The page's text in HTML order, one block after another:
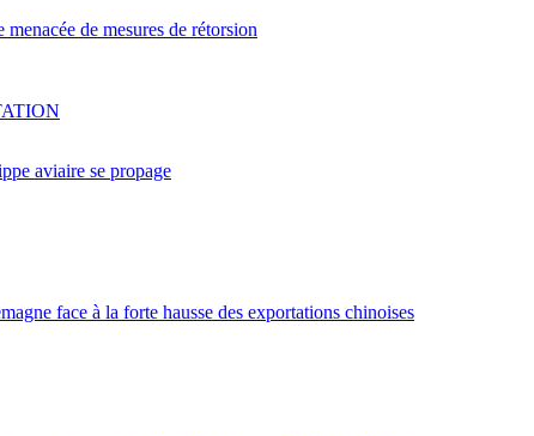
de mesures de rétorsion
aviaire se propage
face à la forte hausse des exportations chinoises